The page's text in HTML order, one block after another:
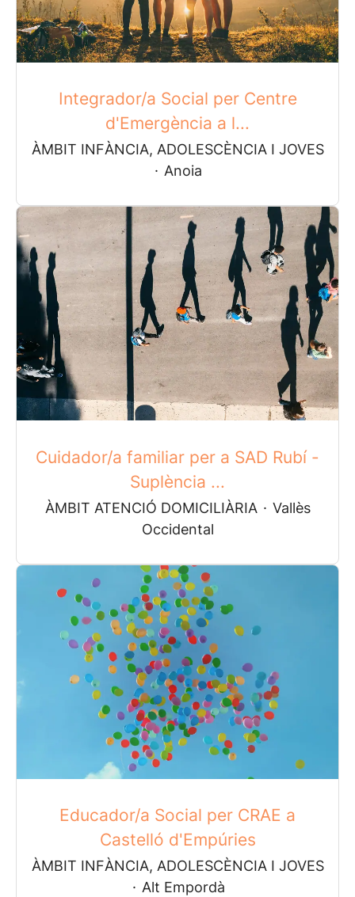
Integrador/a Social per Centre
d'Emergència a l...
ÀMBIT INFÀNCIA, ADOLESCÈNCIA I JOVES
· Anoia
Cuidador/a familiar per a SAD Rubí -
Suplència ...
ÀMBIT ATENCIÓ DOMICILIÀRIA · Vallès
Occidental
Educador/a Social per CRAE a
Castelló d'Empúries
ÀMBIT INFÀNCIA, ADOLESCÈNCIA I JOVES
· Alt Empordà